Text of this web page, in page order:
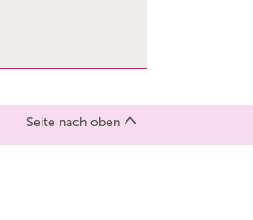
Seite nach oben